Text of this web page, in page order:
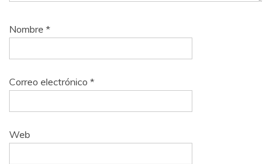
Nombre *
Correo electrónico *
Web